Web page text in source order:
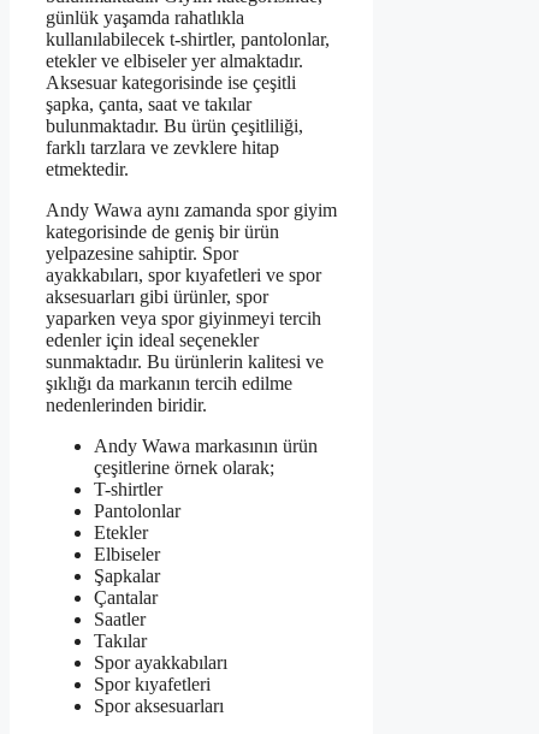
günlük yaşamda rahatlıkla
kullanılabilecek t-shirtler, pantolonlar,
etekler ve elbiseler yer almaktadır.
Aksesuar kategorisinde ise çeşitli
şapka, çanta, saat ve takılar
bulunmaktadır. Bu ürün çeşitliliği,
farklı tarzlara ve zevklere hitap
etmektedir.
Andy Wawa aynı zamanda spor giyim
kategorisinde de geniş bir ürün
yelpazesine sahiptir. Spor
ayakkabıları, spor kıyafetleri ve spor
aksesuarları gibi ürünler, spor
yaparken veya spor giyinmeyi tercih
edenler için ideal seçenekler
sunmaktadır. Bu ürünlerin kalitesi ve
şıklığı da markanın tercih edilme
nedenlerinden biridir.
Andy Wawa markasının ürün
çeşitlerine örnek olarak;
T-shirtler
Pantolonlar
Etekler
Elbiseler
Şapkalar
Çantalar
Saatler
Takılar
Spor ayakkabıları
Spor kıyafetleri
Spor aksesuarları